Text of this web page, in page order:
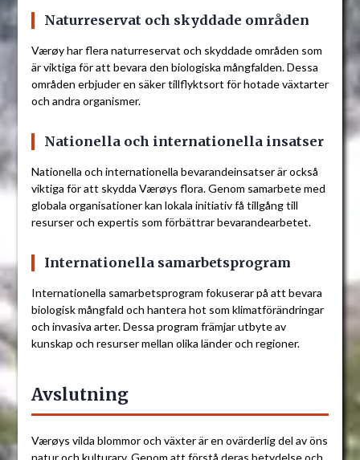
Naturreservat och skyddade områden
Værøy har flera naturreservat och skyddade områden som
är viktiga för att bevara den biologiska mångfalden. Dessa
områden erbjuder en säker tillflyktsort för hotade växtarter
och andra organismer.
Nationella och internationella insatser
Nationella och internationella bevarandeinsatser är också
viktiga för att skydda Værøys flora. Genom samarbete med
globala organisationer kan lokala initiativ få tillgång till
resurser och expertis som förbättrar bevarandearbetet.
Internationella samarbetsprogram
Internationella samarbetsprogram fokuserar på att bevara
biologisk mångfald och hantera hot som klimatförändringar
och invasiva arter. Dessa program främjar utbyte av
kunskap och resurser mellan olika länder och regioner.
Avslutning
Værøys vilda blommor och växter är en ovärderlig del av öns
natur och kulturarv. Genom att förstå deras betydelse och